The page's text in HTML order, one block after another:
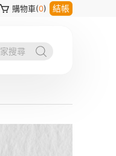
購物車(0) 結帳